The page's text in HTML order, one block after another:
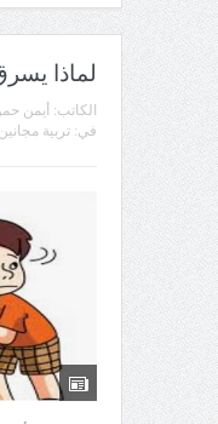
لماذا
الكاتب: أيمن
في: تربية مجانين